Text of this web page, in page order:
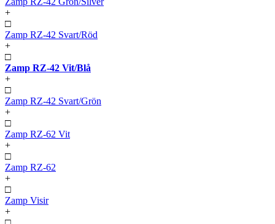
+
□
Zamp RZ-42 Svart/Röd
+
□
Zamp RZ-42 Vit/Blå
+
□
Zamp RZ-42 Svart/Grön
+
□
Zamp RZ-62 Vit
+
□
Zamp RZ-62
+
□
Zamp Visir
+